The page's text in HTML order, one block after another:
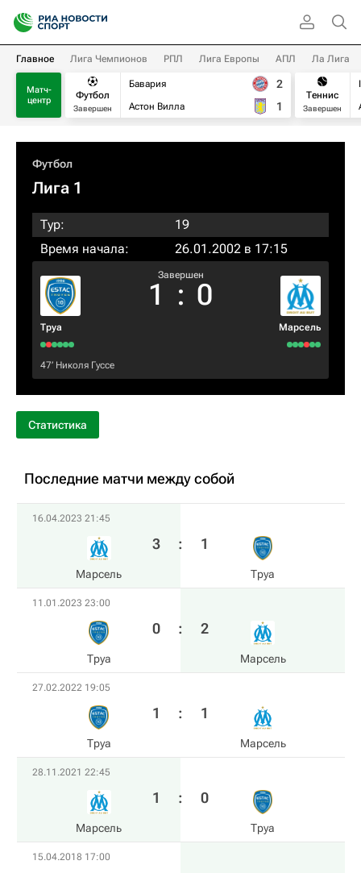
Главное Лига Чемпионов РПЛ Лига Европы АПЛ Ла Лига
Матч-
центр
Футбол
Завершен
Бавария
Астон Вилла
2
1
Теннис
Завершен
Футбол
Лига 1
Тур:
19
Время начала:
26.01.2002 в 17:15
Труа
Завершен
1 : 0
Марсель
47‎’‎ Николя Гуссе
Статистика
Последние матчи между собой
16.04.2023 21:45
Марсель
3 : 1
Труа
11.01.2023 23:00
Труа
0 : 2
Марсель
27.02.2022 19:05
Труа
1 : 1
Марсель
28.11.2021 22:45
Марсель
1 : 0
Труа
15.04.2018 17:00